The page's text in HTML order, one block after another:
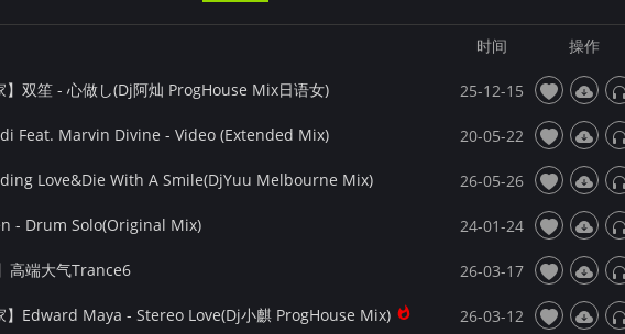
时间 操作
】双笙 - 心做し(Dj阿灿 ProgHouse Mix日语女) 25-12-15
Feat. Marvin Divine - Video (Extended Mix) 20-05-22
Love&Die With A Smile(DjYuu Melbourne Mix) 26-05-26
- Drum Solo(Original Mix) 24-01-24
高端大气Trance6 26-03-17
】Edward Maya - Stereo Love(Dj小麒 ProgHouse Mix) 26-03-12